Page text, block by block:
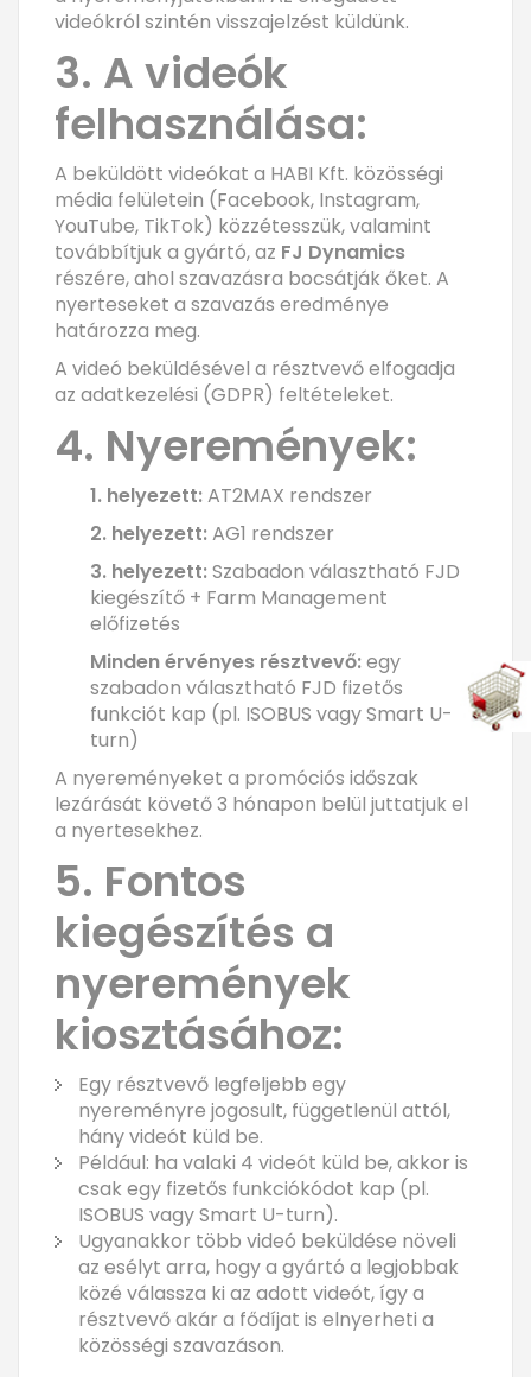
videókról szintén visszajelzést küldünk.
3. A videók
felhasználása:
A beküldött videókat a HABI Kft. közösségi
média felületein (Facebook, Instagram,
YouTube, TikTok) közzétesszük, valamint
továbbítjuk a gyártó, az FJ Dynamics
részére, ahol szavazásra bocsátják őket. A
nyerteseket a szavazás eredménye
határozza meg.
A videó beküldésével a résztvevő elfogadja
az adatkezelési (GDPR) feltételeket.
4. Nyeremények:
1. helyezett:AT2MAX rendszer
2. helyezett:AG1 rendszer
3. helyezett:Szabadon választható FJD
kiegészítő + Farm Management
előfizetés
Minden érvényes résztvevő:egy
szabadon választható FJD fizetős
funkciót kap (pl. ISOBUS vagy Smart U-
turn)
A nyereményeket a promóciós időszak
lezárását követő 3 hónapon belül juttatjuk el
a nyertesekhez.
5. Fontos
kiegészítés a
nyeremények
kiosztásához:
Egy résztvevő legfeljebb egy
nyereményre jogosult, függetlenül attól,
hány videót küld be.
Például: ha valaki 4 videót küld be, akkor is
csak egy fizetős funkciókódot kap (pl.
ISOBUS vagy Smart U-turn).
Ugyanakkor több videó beküldése növeli
az esélyt arra, hogy a gyártó a legjobbak
közé válassza ki az adott videót, így a
résztvevő akár a fődíjat is elnyerheti a
közösségi szavazáson.